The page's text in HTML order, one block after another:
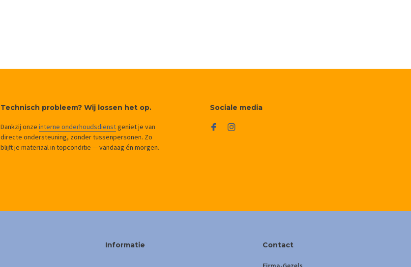
Technisch probleem? Wij lossen het op.
Dankzij onze interne onderhoudsdienstgeniet je van
directe ondersteuning, zonder tussenpersonen. Zo
blijft je materiaal in topconditie — vandaag én morgen.
Sociale media
Informatie Contact